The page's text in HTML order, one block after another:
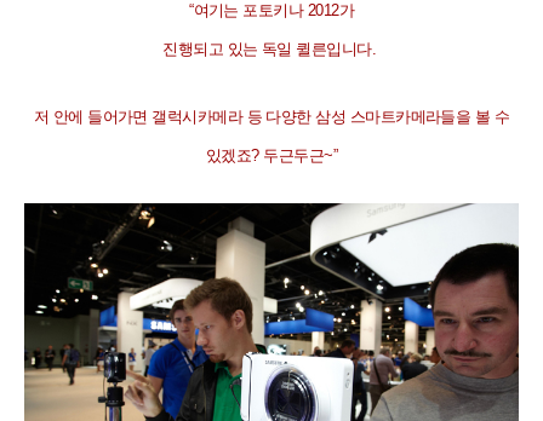
“여기는 포토키나2012가
진행되고 있는 독일 퀼른입니다.
저 안에 들어가면 갤럭시카메라 등 다양한 삼성 스마트카메라들을 볼 수
있겠죠? 두근두근~”